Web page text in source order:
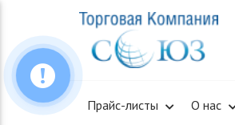
content
Прайс-листы О нас